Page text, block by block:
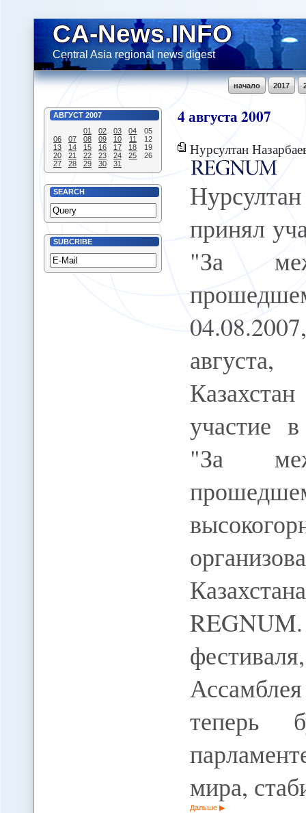
CA-News.INFO
Central Asia regional news digest
2017
начало
АВГУСТ 2007
01
02 03 04
05
06
07 08 09 10 11
12
13
14 15 16 17 18
19
20
21 22 23 24 25
26
27
28 29 30 31
SEARCH
SUBCRIBE
4августа2007
Нурсултан Назарбаев принял участие в
принял
"За
участие
"За
теперь
мира,
Дальше